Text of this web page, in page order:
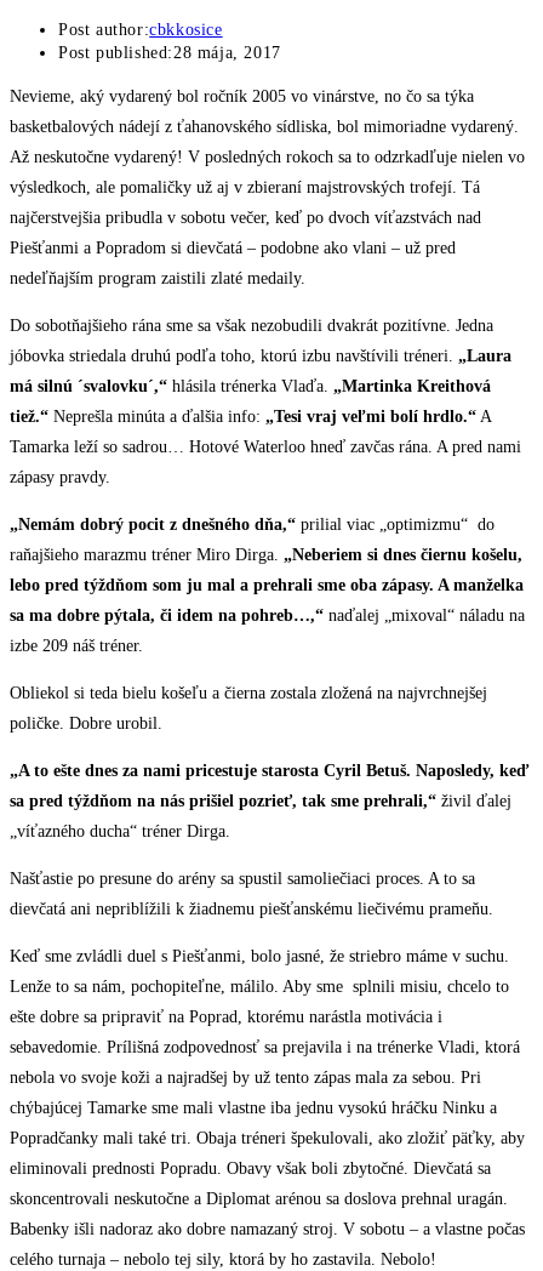
Post author:cbkkosice
Post published:28 mája, 2017
Nevieme, aký vydarený bol ročník 2005 vo vinárstve, no čo sa týka
basketbalových nádejí z ťahanovského sídliska, bol mimoriadne vydarený.
Až neskutočne vydarený! V posledných rokoch sa to odzrkadľuje nielen vo
výsledkoch, ale pomaličky už aj v zbieraní majstrovských trofejí. Tá
najčerstvejšia pribudla v sobotu večer, keď po dvoch víťazstvách nad
Piešťanmi a Popradom si dievčatá – podobne ako vlani – už pred
nedeľňajším program zaistili zlaté medaily.
Do sobotňajšieho rána sme sa však nezobudili dvakrát pozitívne. Jedna
jóbovka striedala druhú podľa toho, ktorú izbu navštívili tréneri. „Laura
má silnú ´svalovku´,“ hlásila trénerka Vlaďa. „Martinka Kreithová
tiež.“ Neprešla minúta a ďalšia info: „Tesi vraj veľmi bolí hrdlo.“ A
Tamarka leží so sadrou… Hotové Waterloo hneď zavčas rána. A pred nami
zápasy pravdy.
„Nemám dobrý pocit z dnešného dňa,“ prilial viac „optimizmu“ do
raňajšieho marazmu tréner Miro Dirga. „Neberiem si dnes čiernu košelu,
lebo pred týždňom som ju mal a prehrali sme oba zápasy. A manželka
sa ma dobre pýtala, či idem na pohreb…,“ naďalej „mixoval“ náladu na
izbe 209 náš tréner.
Obliekol si teda bielu košeľu a čierna zostala zložená na najvrchnejšej
poličke. Dobre urobil.
„A to ešte dnes za nami pricestuje starosta Cyril Betuš. Naposledy, keď
sa pred týždňom na nás prišiel pozrieť, tak sme prehrali,“ živil ďalej
„víťazného ducha“ tréner Dirga.
Našťastie po presune do arény sa spustil samoliečiaci proces. A to sa
dievčatá ani nepriblížili k žiadnemu piešťanskému liečivému prameňu.
Keď sme zvládli duel s Piešťanmi, bolo jasné, že striebro máme v suchu.
Lenže to sa nám, pochopiteľne, málilo. Aby sme splnili misiu, chcelo to
ešte dobre sa pripraviť na Poprad, ktorému narástla motivácia i
sebavedomie. Prílišná zodpovednosť sa prejavila i na trénerke Vladi, ktorá
nebola vo svoje koži a najradšej by už tento zápas mala za sebou. Pri
chýbajúcej Tamarke sme mali vlastne iba jednu vysokú hráčku Ninku a
Popradčanky mali také tri. Obaja tréneri špekulovali, ako zložiť päťky, aby
eliminovali prednosti Popradu. Obavy však boli zbytočné. Dievčatá sa
skoncentrovali neskutočne a Diplomat arénou sa doslova prehnal uragán.
Babenky išli nadoraz ako dobre namazaný stroj. V sobotu – a vlastne počas
celého turnaja – nebolo tej sily, ktorá by ho zastavila. Nebolo!